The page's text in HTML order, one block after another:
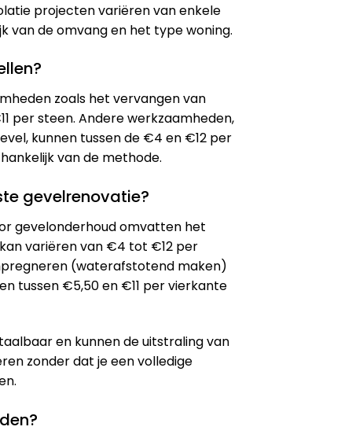
projecten variëren van enkele
van de omvang en het type woning​.
zoals het vervangen van
per steen. Andere werkzaamheden,
kunnen tussen de €4 en €12 per
van de methode.
gevelrenovatie?
gevelonderhoud omvatten het
variëren van €4 tot €12 per
(waterafstotend maken)
tussen €5,50 en €11 per vierkante
en kunnen de uitstraling van
zonder dat je een volledige